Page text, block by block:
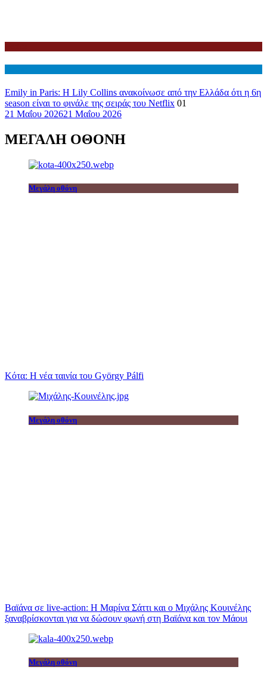
Emily in Paris: Η Lily Collins ανακοίνωσε από την Ελλάδα ότι η 6η
season είναι το φινάλε της σειράς του Netflix 01
21 Μαΐου 202621 Μαΐου 2026
ΜΕΓΑΛΗ ΟΘΟΝΗ
Μεγάλη οθόνη
Κότα: Η νέα ταινία του György Pálfi
Μεγάλη οθόνη
Βαϊάνα σε live-action: Η Μαρίνα Σάττι και ο Μιχάλης Κουινέλης
ξαναβρίσκονται για να δώσουν φωνή στη Βαϊάνα και τον Μάουι
Μεγάλη οθόνη